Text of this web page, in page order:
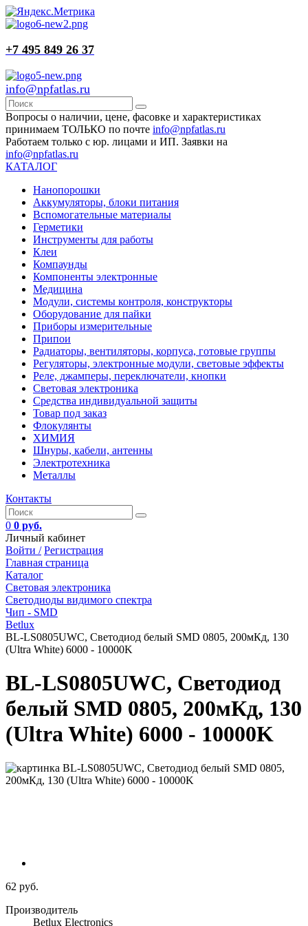
+7 495 849 26 37
info@npfatlas.ru
Вопросы о наличии, цене, фасовке и характеристиках
принимаем ТОЛЬКО по почте info@npfatlas.ru
Работаем только с юр. лицами и ИП. Заявки на
info@npfatlas.ru
КАТАЛОГ
Нанопорошки
Аккумуляторы, блоки питания
Вспомогательные материалы
Герметики
Инструменты для работы
Клеи
Компаунды
Компоненты электронные
Медицина
Модули, системы контроля, конструкторы
Оборудование для пайки
Приборы измерительные
Припои
Радиаторы, вентиляторы, корпуса, готовые группы
Регуляторы, электронные модули, световые эффекты
Реле, джамперы, переключатели, кнопки
Световая электроника
Средства индивидуальной защиты
Товар под заказ
Флокулянты
ХИМИЯ
Шнуры, кабели, антенны
Электротехника
Металлы
Контакты
0 0 руб.
Личный кабинет
Войти / Регистрация
Главная страница
Каталог
Световая электроника
Светодиоды видимого спектра
Чип - SMD
Betlux
BL-LS0805UWC, Светодиод белый SMD 0805, 200мКд, 130
(Ultra White) 6000 - 10000K
BL-LS0805UWC, Светодиод
белый SMD 0805, 200мКд, 130
(Ultra White) 6000 - 10000K
62 руб.
Производитель
Betlux Electronics